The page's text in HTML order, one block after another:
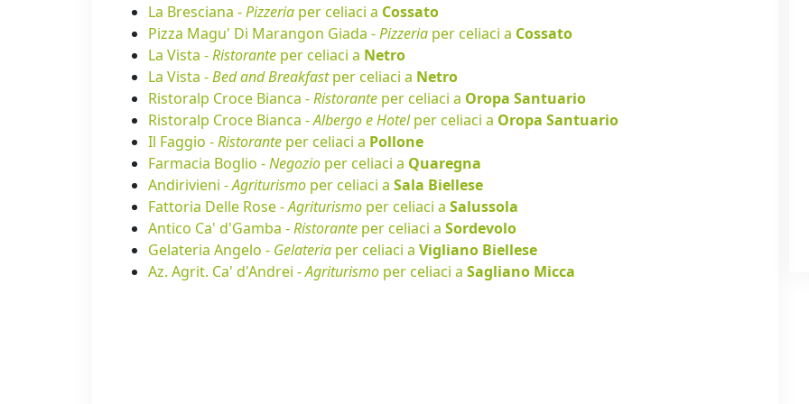
La Bresciana -Pizzeria per celiaci a Cossato
Pizza Magu' Di Marangon Giada -Pizzeria per celiaci a Cossato
La Vista -Ristorante per celiaci a Netro
La Vista -Bed and Breakfastper celiaci a Netro
Ristoralp Croce Bianca -Ristorante per celiaci a Oropa Santuario
Ristoralp Croce Bianca -Albergo e Hotelper celiaci a Oropa Santuario
Il Faggio -Ristorante per celiaci a Pollone
Farmacia Boglio -Negozio per celiaci a Quaregna
Andirivieni -Agriturismo per celiaci a Sala Biellese
Fattoria Delle Rose -Agriturismo per celiaci a Salussola
Antico Ca' d'Gamba -Ristorante per celiaci a Sordevolo
Gelateria Angelo - Gelateria per celiaci a Vigliano Biellese
Az. Agrit. Ca' d'Andrei -Agriturismo per celiaci a Sagliano Micca